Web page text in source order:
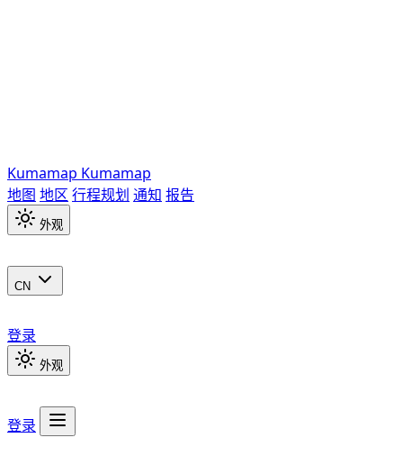
Kumamap Kumamap
地图 地区 行程规划 通知 报告
外观
CN
登录
外观
登录